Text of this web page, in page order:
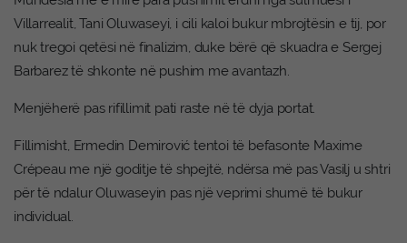
Villarrealit, Tani Oluwaseyi, i cili kaloi bukur mbrojtësin e tij, por
nuk tregoi qetësi në finalizim, duke bërë që skuadra e Sergej
Barbarez të shkonte në pushim me avantazh.
Menjëherë pas rifillimit pati raste në të dyja portat.
Fillimisht, Ermedin Demirović tentoi të befasonte Maxime
Crépeau me një goditje të shpejtë, ndërsa më pas Vasilj u shtri
për të ndalur Oluwaseyin pas një veprimi shumë të bukur
individual.